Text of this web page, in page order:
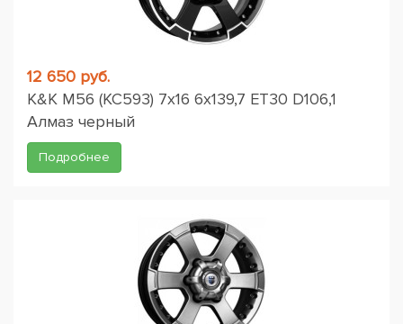
12 650 руб.
K&K M56 (КС593) 7x16 6x139,7 ET30 D106,1
Алмаз черный
Подробнее